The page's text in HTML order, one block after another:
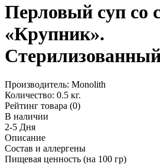
Перловый суп со
«Крупник».
Производитель: Monolith
Количество: 0.5 кг.
Рейтинг товара (0)
В наличии
2-5 Дня
Описание
Состав и аллергены
Пищевая ценность (на 100 гр)